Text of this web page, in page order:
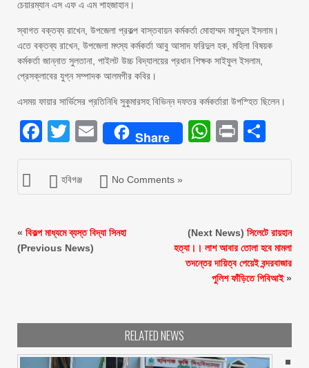
চেয়ারম্যান এস এফ এ এম শাহজাহান।
স্বাগত বক্তব্য রাখেন, উপজেলা প্রকল্প বাস্তবায়ন কর্মকর্তা মোহাম্মদ মাসুদুল ইসলাম।
এতে বক্তব্য রাখেন, উপজেলা মৎস্য কর্মকর্তা আবু আসাদ ফরিদুল হক, মহিলা বিষয়ক
কর্মকর্তা জান্নাত সুলতানা, পাইলট উচ্চ বিদ্যালয়ের প্রধান শিক্ষক সাইফুল ইসলাম,
প্রেসক্লাবের যুগ্ন সম্পাদক আলমগীর কবির।
এসময় ফায়ার সার্ভিসের প্রতিনিধি সুকুমারসহ বিভিন্ন দফতর কর্মকর্তারা উপস্হিত ছিলেন।
Facebook
Twitter
EmailShare Print
হবিগঞ্জ No Comments »
« বিকল্প মাধ্যমে ব্যস্ত বিদ্যা সিনহা
(Previous News)
(Next News) সিলেটে রায়হান
হত্যা।। লাশ আবার তোলা হবে মামলা
তদন্তের দায়িত্ব পেয়েই বন্দরবাজার
পুলিশ ফাঁড়িতে পিবিআই»
RELATED NEWS